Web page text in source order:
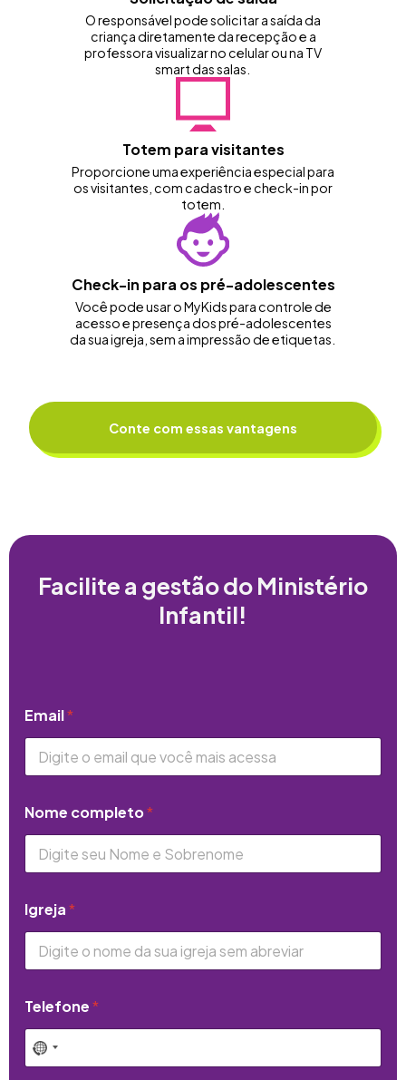
O responsável pode solicitar a saída da
criança diretamente da recepção e a
professora visualizar no celular ou na TV
smart das salas.
Totem para visitantes
Proporcione uma experiência especial para
os visitantes, com cadastro e check-in por
totem.
Check-in para os pré-adolescentes
Você pode usar o MyKids para controle de
acesso e presença dos pré-adolescentes
da sua igreja, sem a impressão de etiquetas.
Conte com essas vantagens
Facilite a gestão do Ministério
Infantil!
Email*
Nome completo*
Igreja*
Telefone*